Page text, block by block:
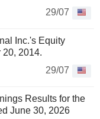
29/07
Inc.'s Equity
20, 2014.
29/07
Results for the
June 30, 2026